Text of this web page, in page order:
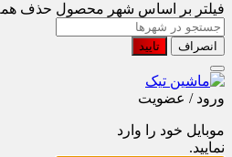
فیلتر بر اساس شهر محصول حذف
انصراف تایید
ورود / عضویت
موبایل خود را وارد
نمایید.